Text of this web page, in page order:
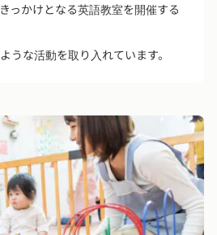
っかけとなる英語教室を開催する
うな活動を取り入れています。